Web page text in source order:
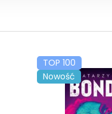
TOP 100
Nowość